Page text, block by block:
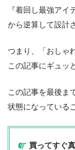
『着回し最強ア
から逆算して設計
つまり、「おしゃ
この記事にギュッ
この記事を最後ま
状態になっている
買ってすぐ